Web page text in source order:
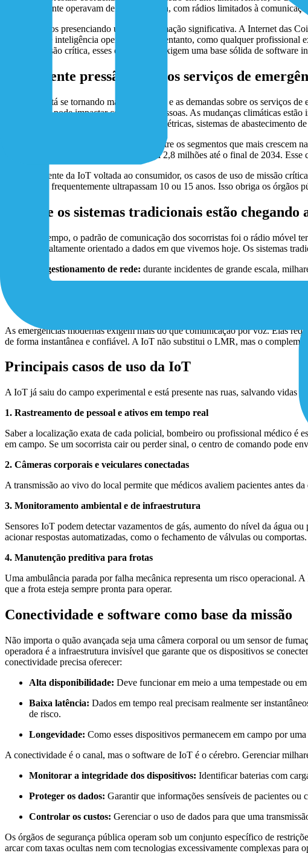
frequentemente operavam de forma isolada, com rádios limitados à
Hoje, estamos presenciando uma transformação significativa. A Internet das
contínuas de inteligência operacional. No entanto, como qualquer profissional
reais de missão crítica, esses dispositivos exigem uma base sólida de software
A crescente pressão sobre os serviços de
O mundo está se tornando mais complexo, e as demandas sobre os serviços
apartamento pode impactar centenas de pessoas. As mudanças climáticas
infraestruturas envelhecidas, como redes elétricas, sistemas de abastecimento
Os serviços de segurança pública estão entre os segmentos que mais crescem
de 1,3 milhão de conexões em 2024 para 2,8 milhões até o final de 2034.
Diferentemente da IoT voltada ao consumidor, os casos de uso de missão
de vida que frequentemente ultrapassam 10 ou 15 anos. Isso obriga os
Por que os sistemas tradicionais estão chegando
Por muito tempo, o padrão de comunicação dos socorristas foi o rádio móvel
o ambiente altamente orientado a dados em que vivemos hoje. Os sistemas
Congestionamento de rede: durante incidentes de grande escala,
As emergências modernas exigem mais do que comunicação por voz. Elas
de forma instantânea e confiável. A IoT não substitui o LMR, mas o
Principais casos de uso da IoT
A IoT já saiu do campo experimental e está presente nas ruas, salvando vidas
1. Rastreamento de pessoal e ativos em tempo real
Saber a localização exata de cada policial, bombeiro ou profissional médico é
em campo. Se um socorrista cair ou perder sinal, o centro de comando pode
2. Câmeras corporais e veiculares conectadas
A transmissão ao vivo do local permite que médicos avaliem pacientes antes
3. Monitoramento ambiental e de infraestrutura
Sensores IoT podem detectar vazamentos de gás, aumento do nível da água
acionar respostas automatizadas, como o fechamento de válvulas ou comportas.
4. Manutenção preditiva para frotas
Uma ambulância parada por falha mecânica representa um risco operacional.
que a frota esteja sempre pronta para operar.
Conectividade e software como base da missão
Não importa o quão avançada seja uma câmera corporal ou um sensor de
operadora é a infraestrutura invisível que garante que os dispositivos se
conectividade precisa oferecer:
Alta disponibilidade: Deve funcionar em meio a uma tempestade ou
Baixa latência: Dados em tempo real precisam realmente ser
de risco.
Longevidade: Como esses dispositivos permanecem em campo por
A conectividade é o canal, mas o software de IoT é o cérebro. Gerenciar
Monitorar a integridade dos dispositivos: Identificar baterias com
Proteger os dados: Garantir que informações sensíveis de pacientes ou
Controlar os custos: Gerenciar o uso de dados para que uma
Os órgãos de segurança pública operam sob um conjunto específico de
arcar com taxas ocultas nem com tecnologias excessivamente complexas